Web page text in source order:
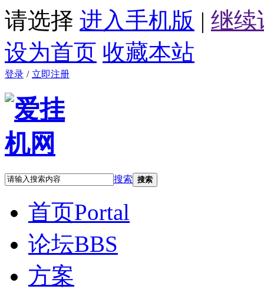
请选择 进入手机版 | 继续
设为首页 收藏本站
登录 / 立即注册
搜索 搜索
首页Portal
论坛BBS
方案